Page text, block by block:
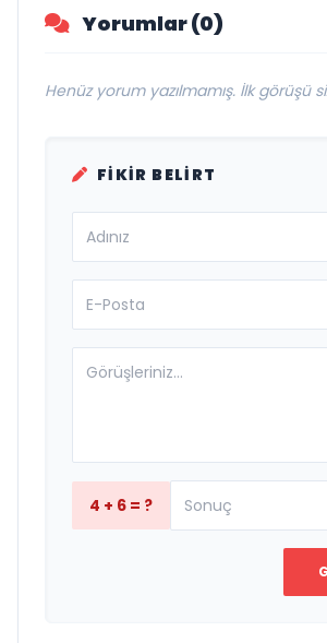
Yorumlar (0)
Henüz yorum yazılmamış. İlk görüşü
FIKIR BELIRT
4 + 6 = ?